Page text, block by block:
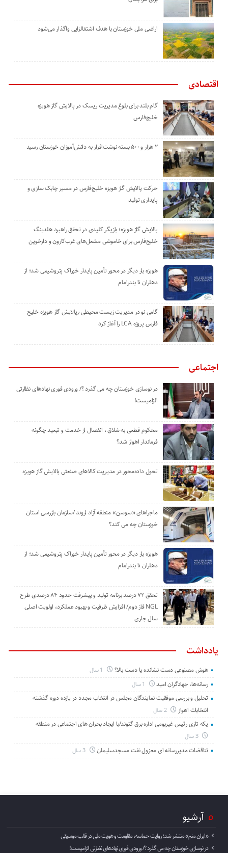
اراضی ملی خوزستان با هدف اشتغالزایی واگذار می‌شود
اقتصادی
گام بلند برای بلوغ مدیریت ریسک در پالایش گاز هویزه
خلیج‌فارس
۲ هزار و ۵۰۰ بسته نوشت‌افزار به دانش‌آموزان خوزستان رسید
حرکت پالایش گاز هویزه خلیج‌فارس در مسیر چابک سازی و
پایداری تولید
پالایش گاز هویزه؛ بازیگر کلیدی در تحقق راهبرد هلدینگ
خلیج‌فارس برای خاموشی مشعل‌های غرب‌کارون و دارخوین
هویزه بار دیگر در محور تأمین پایدار خوراک پتروشیمی شد؛ از
دهلران تا بندرامام
گامی نو در مدیریت زیست ‌محیطی ٫پالایش گاز هویزه خلیج
‌فارس پروژه LCA را آغاز کرد
اجتماعی
در نوسازی خوزستان چه می گذرد ؟/ ورودی فوری نهادهای نظارتی
الزامیست!
محکوم قطعی به شلاق ، انفصال از خدمت و تبعید چگونه
فرماندار اهواز شد؟
تحول داده‌محور در مدیریت کالاهای صنعتی پالایش گاز هویزه
ماجراهای «سوسن» منطقه آزاد اروند /سازمان بازرسی استان
خوزستان چه می کند؟
هویزه بار دیگر در محور تأمین پایدار خوراک پتروشیمی شد؛ از
دهلران تا بندرامام
تحقق ۷۲ درصد برنامه تولید و پیشرفت حدود ۸۴ درصدی طرح
NGL فاز دوم/ افزایش ظرفیت و بهبود عملکرد، اولویت اصلی
سال جاری
یادداشت
هوش مصنوعی دست نشانده یا دست بالا؟
رسانه‌ها، جهادگران امید
تحلیل و بررسی موفقیت نمایندگان مجلس در انتخاب مجدد در یازده دوره گذشته
انتخابات اهواز
2 سال
یکه تازی رئیس غیربومی اداره برق گتوند/با ایجاد بحران های اجتماعی در منطقه
3 سال
تناقضات مدیررسانه ای معزول نفت مسجدسلیمان 3 سال
آرشیو
«ایران منم» منتشر شد؛ روایت حماسه، مقاومت و هویت ملی در قالب موسیقی
در نوسازی خوزستان چه می گذرد ؟/ ورودی فوری نهادهای نظارتی الزامیست!